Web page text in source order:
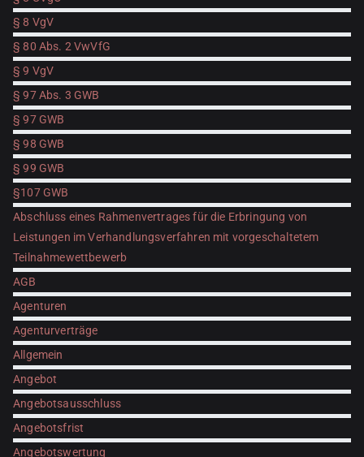
§ 8 VgV
§ 80 Abs. 2 VwVfG
§ 9 VgV
§ 97 Abs. 3 GWB
§ 97 GWB
§ 98 GWB
§ 99 GWB
§107 GWB
Abschluss eines Rahmenvertrages für die Erbringung von
Leistungen im Verhandlungsverfahren mit vorgeschaltetem
Teilnahmewettbewerb
AGB
Agenturen
Agenturverträge
Allgemein
Angebot
Angebotsausschluss
Angebotsfrist
Angebotswertung